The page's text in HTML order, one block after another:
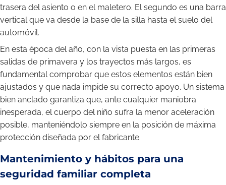
trasera del asiento o en el maletero. El segundo es una barra
vertical que va desde la base de la silla hasta el suelo del
automóvil.
En esta época del año, con la vista puesta en las primeras
salidas de primavera y los trayectos más largos, es
fundamental comprobar que estos elementos están bien
ajustados y que nada impide su correcto apoyo. Un sistema
bien anclado garantiza que, ante cualquier maniobra
inesperada, el cuerpo del niño sufra la menor aceleración
posible, manteniéndolo siempre en la posición de máxima
protección diseñada por el fabricante.
Mantenimiento y hábitos para una
seguridad familiar completa